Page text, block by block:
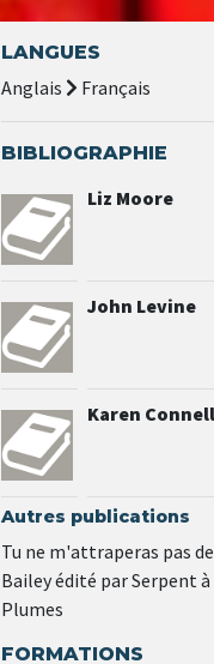
LANGUES
Anglais Français
BIBLIOGRAPHIE
Liz Moore
John Levine
Karen
Autres publications
Tu ne m'attraperas pas
Bailey édité par Serpent
Plumes
FORMATIONS